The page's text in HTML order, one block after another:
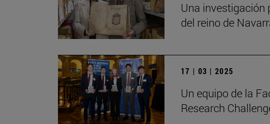
Una investigación
del reino de
17 | 03 | 2025
Un equipo de la
Research